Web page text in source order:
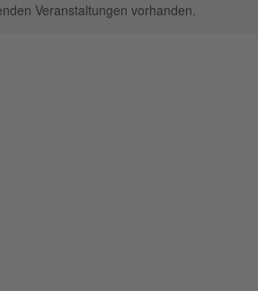
Veranstaltungen vorhanden.